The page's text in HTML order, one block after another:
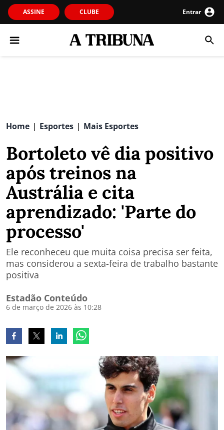
ASSINE CLUBE Entrar
Home | Esportes | Mais Esportes
Bortoleto vê dia positivo
após treinos na
Austrália e cita
aprendizado: 'Parte do
processo'
Ele reconheceu que muita coisa precisa ser feita,
mas considerou a sexta-feira de trabalho bastante
positiva
Estadão Conteúdo
6 de março de 2026 às 10:28